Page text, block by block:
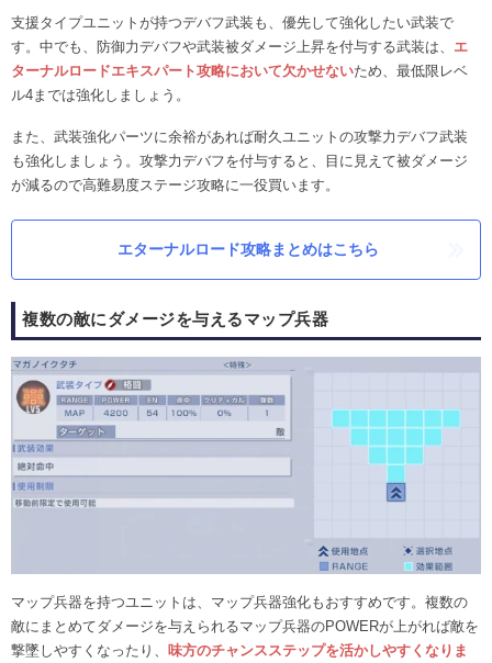
支援タイプユニットが持つデバフ武装も、優先して強化したい武装で
す。中でも、防御力デバフや武装被ダメージ上昇を付与する武装は、 エ
ターナルロードエキスパート攻略において欠かせないため、最低限レベ
ル4までは強化しましょう。
また、武装強化パーツに余裕があれば耐久ユニットの攻撃力デバフ武装
も強化しましょう。攻撃力デバフを付与すると、目に見えて被ダメージ
が減るので高難易度ステージ攻略に一役買います。
エターナルロード攻略まとめはこちら
複数の敵にダメージを与えるマップ兵器
マップ兵器を持つユニットは、マップ兵器強化もおすすめです。複数の
敵にまとめてダメージを与えられるマップ兵器のPOWERが上がれば敵を
撃墜しやすくなったり、 味方のチャンスステップを活かしやすくなりま